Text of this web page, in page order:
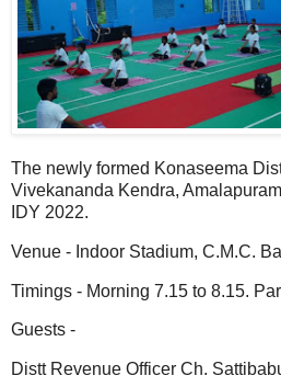
The newly formed Konaseema
Vivekananda Kendra,
IDY 2022.
Venue - Indoor Stadium, C.M.C.
Timings - Morning 7.15 to 8.15.
Guests -
Distt Revenue Officer Ch.